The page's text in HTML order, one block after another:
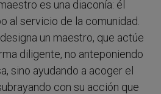
es una diaconía: él
al servicio de la comunidad.
un maestro, que actúe
diligente, no anteponiendo
sino ayudando a acoger el
con su acción que